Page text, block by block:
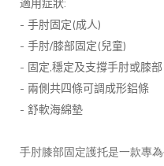
適用症狀:
- 手肘固定 (成人)
- 手肘/膝部固定 (兒童)
- 固定,穩定及支撐手肘或膝部
- 兩側共四條可調成形鋁條
- 舒軟海綿墊
手肘膝部固定護托是一款專